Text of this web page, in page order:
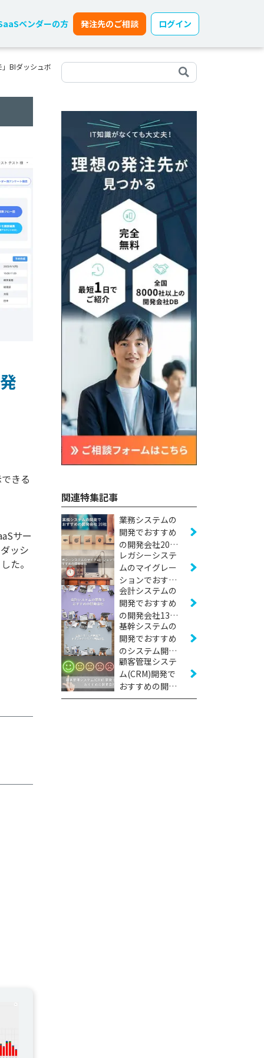
ベンダーの方 発注先のご相談 ログイン
BIダッシュボ
きる
サー
ッシ
た。
関連特集記事
業務システムの
開発でおすすめ
の開発会社20社
【2026年版】
レガシーシステ
ムのマイグレー
ションでおすす
めの開発会社12
社【2026年版】
会計システムの
開発でおすすめ
の開発会社13社
【2026年版】
基幹システムの
開発でおすすめ
のシステム開発
会社24社【2026
年版】
顧客管理システ
ム(CRM)開発で
おすすめの開発
会社12社【2026